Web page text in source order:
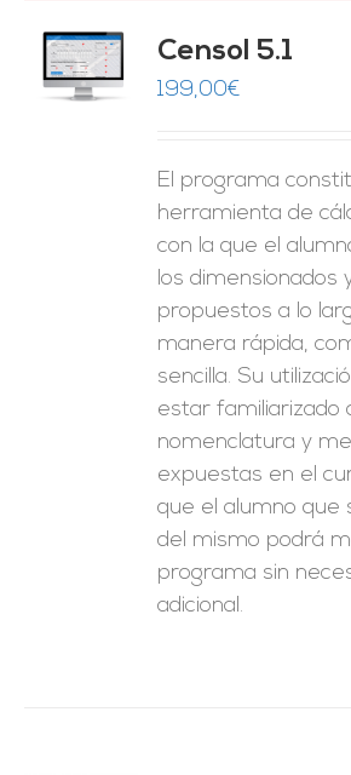
Censol 5.1
199,00€
El programa
herramienta de
con la que el
los dimensionados
propuestos a lo
manera rápida,
sencilla. Su
estar familiarizado
nomenclatura y
expuestas en el
que el alumno que
del mismo podrá
programa sin
adicional.